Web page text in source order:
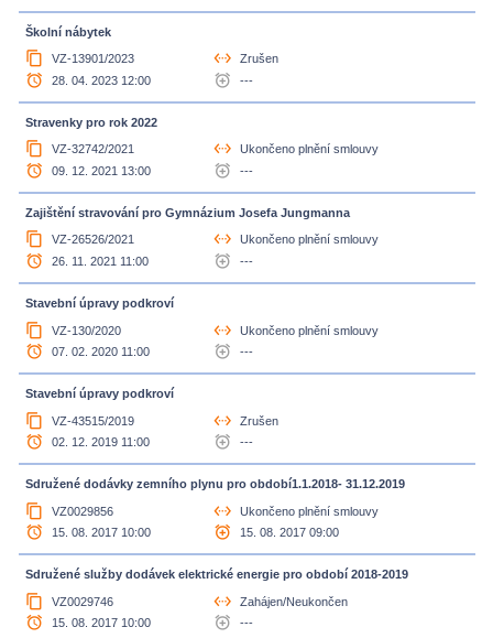
Školní nábytek
content_copy VZ-13901/2023 settings_ethernet Zrušen
access_alarm 28. 04. 2023 12:00 alarm_add ---
Stravenky pro rok 2022
content_copy VZ-32742/2021 settings_ethernet Ukončeno plnění smlouvy
access_alarm 09. 12. 2021 13:00 alarm_add ---
Zajištění stravování pro Gymnázium Josefa Jungmanna
content_copy VZ-26526/2021 settings_ethernet Ukončeno plnění smlouvy
access_alarm 26. 11. 2021 11:00 alarm_add ---
Stavební úpravy podkroví
content_copy VZ-130/2020 settings_ethernet Ukončeno plnění smlouvy
access_alarm 07. 02. 2020 11:00 alarm_add ---
Stavební úpravy podkroví
content_copy VZ-43515/2019 settings_ethernet Zrušen
access_alarm 02. 12. 2019 11:00 alarm_add ---
Sdružené dodávky zemního plynu pro období1.1.2018- 31.12.2019
content_copy VZ0029856 settings_ethernet Ukončeno plnění smlouvy
access_alarm 15. 08. 2017 10:00 alarm_add 15. 08. 2017 09:00
Sdružené služby dodávek elektrické energie pro období 2018-2019
content_copy VZ0029746 settings_ethernet Zahájen/Neukončen
access_alarm 15. 08. 2017 10:00 alarm_add ---